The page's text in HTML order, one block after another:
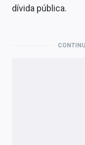
Política
dívida pública.